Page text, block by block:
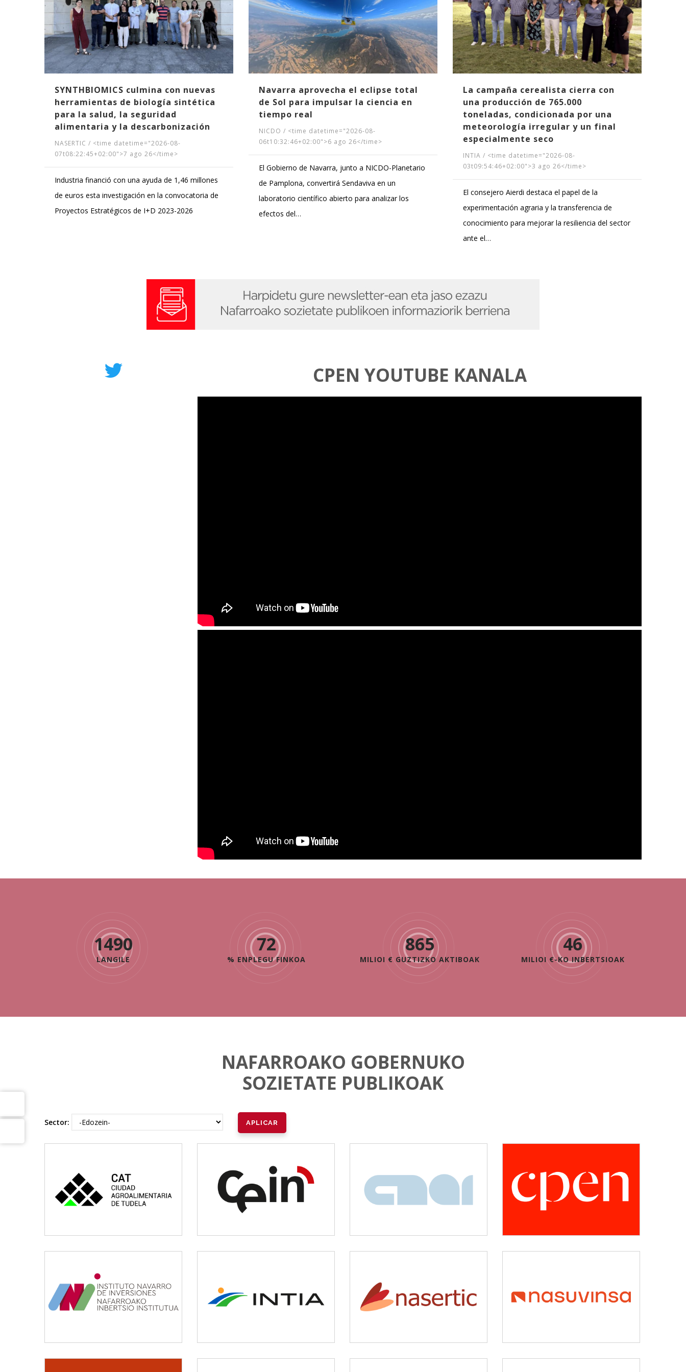
SYNTHBIOMICS culmina con nuevas
herramientas de biología sintética
para la salud, la seguridad
alimentaria y la descarbonización
NASERTIC / <time datetime="2026-08-
07t08:22:45+02:00">7 ago 26</time>
Industria financió con una ayuda de 1,46 millones
de euros esta investigación en la convocatoria de
Proyectos Estratégicos de I+D 2023-2026
Navarra aprovecha el eclipse total
de Sol para impulsar la ciencia en
tiempo real
NICDO / <time datetime="2026-08-
06t10:32:46+02:00">6 ago 26</time>
El Gobierno de Navarra, junto a NICDO-Planetario
de Pamplona, convertirá Sendaviva en un
laboratorio científico abierto para analizar los
efectos del…
La campaña cerealista cierra con
una producción de 765.000
toneladas, condicionada por una
meteorología irregular y un final
especialmente seco
INTIA / <time datetime="2026-08-
03t09:54:46+02:00">3 ago 26</time>
El consejero Aierdi destaca el papel de la
experimentación agraria y la transferencia de
conocimiento para mejorar la resiliencia del sector
ante el…
CPEN YOUTUBE KANALA
1490
LANGILE
72
% ENPLEGU FINKOA
865
MILIOI € GUZTIZKO AKTIBOAK
46
MILIOI €-KO INBERTSIOAK
NAFARROAKO GOBERNUKO
SOZIETATE PUBLIKOAK
Sector:
CAT
Vivienda y urbanismo
CEIN
Desarrollo empresarial
CNAI
Idiomas
CPEN
Desarrollo empresarial
INI
Otros Agricultura y ganadería
Servicios tecnológicos y
NASUVINSA